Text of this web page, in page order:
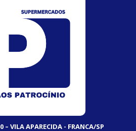
– VILA APARECIDA - FRANCA/SP